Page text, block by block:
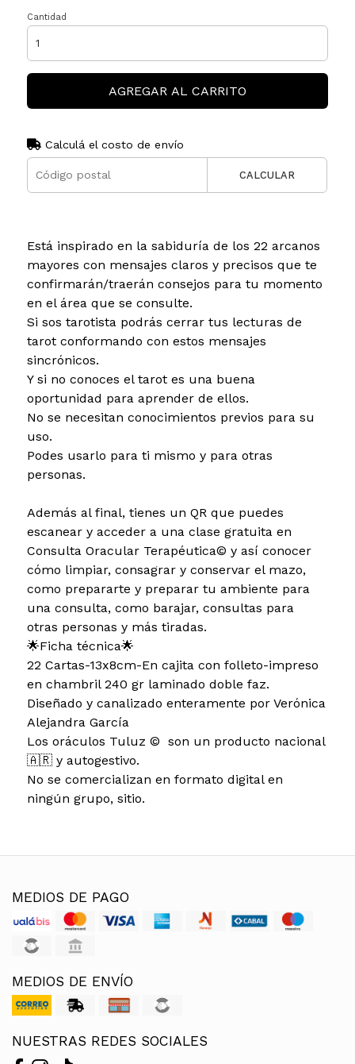
Cantidad
AGREGAR AL CARRITO
Calculá el costo de envío
CALCULAR
Está inspirado en la sabiduría de los 22 arcanos
mayores con mensajes claros y precisos que te
confirmarán/traerán consejos para tu momento
en el área que se consulte.
Si sos tarotista podrás cerrar tus lecturas de
tarot conformando con estos mensajes
sincrónicos.
Y si no conoces el tarot es una buena
oportunidad para aprender de ellos.
No se necesitan conocimientos previos para su
uso.
Podes usarlo para ti mismo y para otras
personas.
Además al final, tienes un QR que puedes
escanear y acceder a una clase gratuita en
Consulta Oracular Terapéutica© y así conocer
cómo limpiar, consagrar y conservar el mazo,
como prepararte y preparar tu ambiente para
una consulta, como barajar, consultas para
otras personas y más tiradas.
🌟Ficha técnica🌟
22 Cartas-13x8cm-En cajita con folleto-impreso
en chambril 240 gr laminado doble faz.
Diseñado y canalizado enteramente por Verónica
Alejandra García
Los oráculos Tuluz © ️ son un producto nacional
🇦🇷 y autogestivo.
No se comercializan en formato digital en
ningún grupo, sitio.
MEDIOS DE PAGO
MEDIOS DE ENVÍO
NUESTRAS REDES SOCIALES